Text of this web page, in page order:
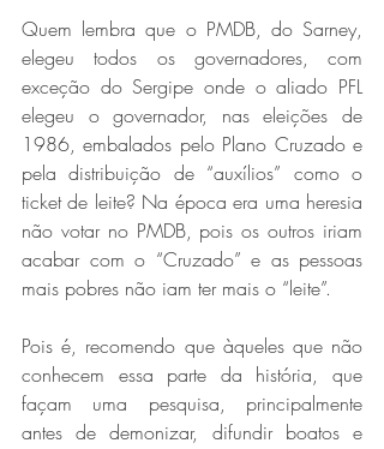
Quem lembra que o PMDB, do Sarney,
elegeu todos os governadores, com
exceção do Sergipe onde o aliado PFL
elegeu o governador, nas eleições de
1986, embalados pelo Plano Cruzado e
pela distribuição de “auxílios” como o
ticket de leite? Na época era uma heresia
não votar no PMDB, pois os outros iriam
acabar com o “Cruzado” e as pessoas
mais pobres não iam ter mais o “leite”.
Pois é, recomendo que àqueles que não
conhecem essa parte da história, que
façam uma pesquisa, principalmente
antes de demonizar, difundir boatos e